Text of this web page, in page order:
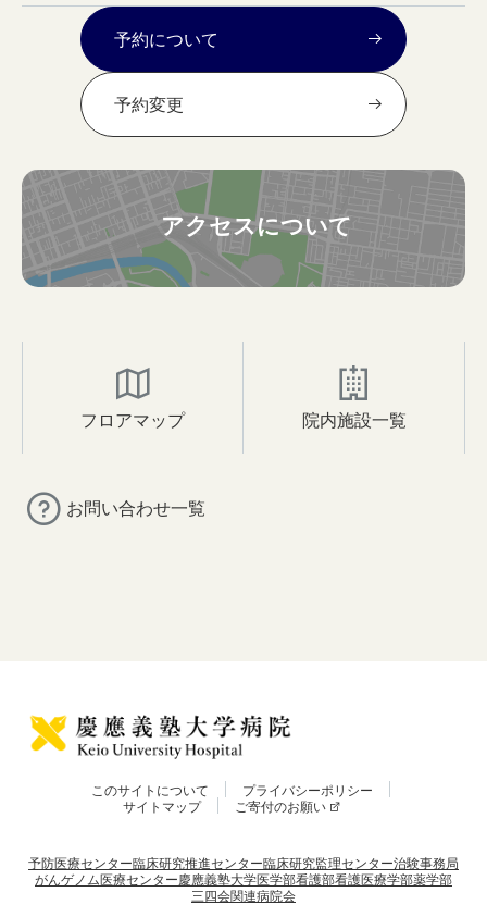
予約について
予約変更
アクセスについて
フロアマップ 院内施設一覧
お問い合わせ一覧
このサイトについて
プライバシーポリシー
サイトマップ
ご寄付のお願い
予防医療センター臨床研究推進センター臨床研究監理センター治験事務局
がんゲノム医療センター慶應義塾大学医学部看護部看護医療学部薬学部
三四会関連病院会